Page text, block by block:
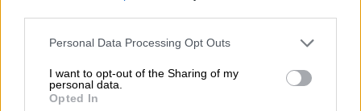
Please note that this website/app uses one or more Google
not limited to your visit or usage behaviour. You may click to
grant or deny consent to Google and its third-party tags to
use your data for below specified purposes in below Google
Personal Data Processing Opt Outs
I want to opt-out of the Sharing of my
personal data.
Opted In
της χορδές ενόψει των κρίσιμων ημερών
στην εφημερίδα Aftonbladet, η επιβάρυνση
προήλθε από το ιδιαίτερα απαιτητικό